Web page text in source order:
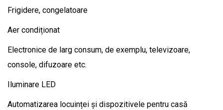
Frigidere, congelatoare
Aer condiționat
Electronice de larg consum, de exemplu, televizoare,
console, difuzoare etc.
Iluminare LED
Automatizarea locuinței și dispozitivele pentru casă